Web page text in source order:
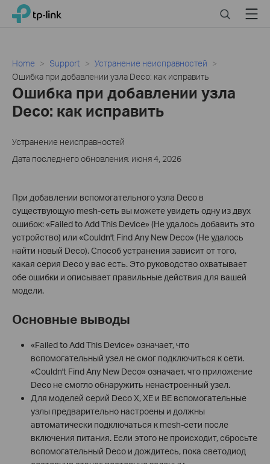
Click
navigation
TP-Link, Reliably Smart SearchMenu
Home Support
Устранение неисправностей
Ошибка при добавлении узла Deco: как исправить
Ошибка при добавлении узла
Deco: как исправить
Устранение неисправностей
Дата последнего обновления: июня 4, 2026
При добавлении вспомогательного узла Deco в
существующую mesh-сеть вы можете увидеть одну из двух
ошибок: «Failed to Add This Device» (Не удалось добавить это
устройство) или «Couldn't Find Any New Deco» (Не удалось
найти новый Deco). Способ устранения зависит от того,
какая серия Deco у вас есть. Это руководство охватывает
обе ошибки и описывает правильные действия для вашей
модели.
Основные выводы
«Failed to Add This Device» означает, что
вспомогательный узел не смог подключиться к сети.
«Couldn't Find Any New Deco» означает, что приложение
Deco не смогло обнаружить ненастроенный узел.
Для моделей серий Deco X, XE и BE вспомогательные
узлы предварительно настроены и должны
автоматически подключаться к mesh-сети после
включения питания. Если этого не происходит, сбросьте
вспомогательный Deco и дождитесь, пока светодиод